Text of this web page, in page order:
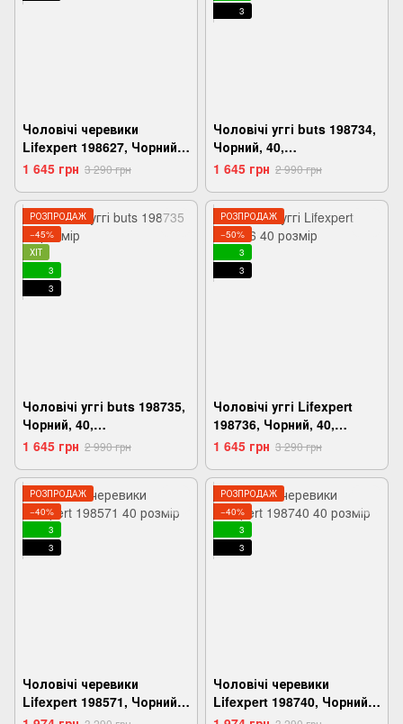
Чоловічі черевики
Lifexpert 198627, Чорний,
40, 2999860570007
1 645 грн 3 290 грн
3
Чоловічі уггі buts 198734,
Чорний, 40,
2999860575705
1 645 грн 2 990 грн
РОЗПРОДАЖ
−45%
ХІТ
3
3
Чоловічі уггі buts 198735,
Чорний, 40,
2999860575750
1 645 грн 2 990 грн
РОЗПРОДАЖ
−50%
3
3
Чоловічі уггі Lifexpert
198736, Чорний, 40,
2999860575804
1 645 грн 3 290 грн
РОЗПРОДАЖ
−40%
3
3
Чоловічі черевики
Lifexpert 198571, Чорний,
40, 2999860566659
РОЗПРОДАЖ
−40%
3
3
Чоловічі черевики
Lifexpert 198740, Чорний,
40, 2999860576009